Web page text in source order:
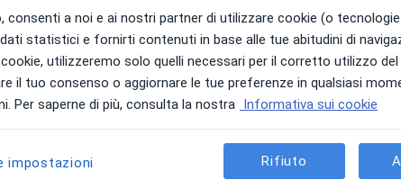
Mappa
Chiedi di attivare le prenotazioni online
consenti a noi e ai nostri partner di utilizzare cookie (o
statistici e fornirti contenuti in base alle tue abitudini di
utilizzeremo solo quelli necessari per il corretto utilizzo
il tuo consenso o aggiornare le tue preferenze in qualsiasi
Per saperne di più, consulta la nostra Informativa sui cookie
impostazioni Rifiuto